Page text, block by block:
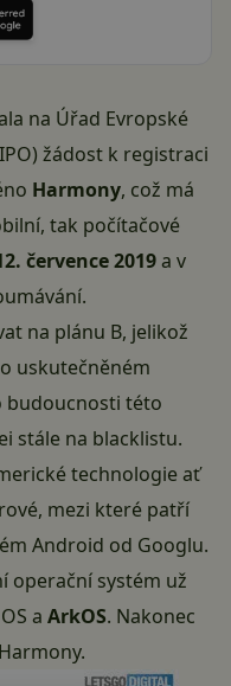
na Úřad Evropské
žádost k registraci
Harmony, což má
tak počítačové
července 2019a v
na plánu B, jelikož
uskutečněném
budoucnosti této
stále na blacklistu.
technologie ať
mezi které patří
Android od Googlu.
operační systém už
a ArkOS. Nakonec